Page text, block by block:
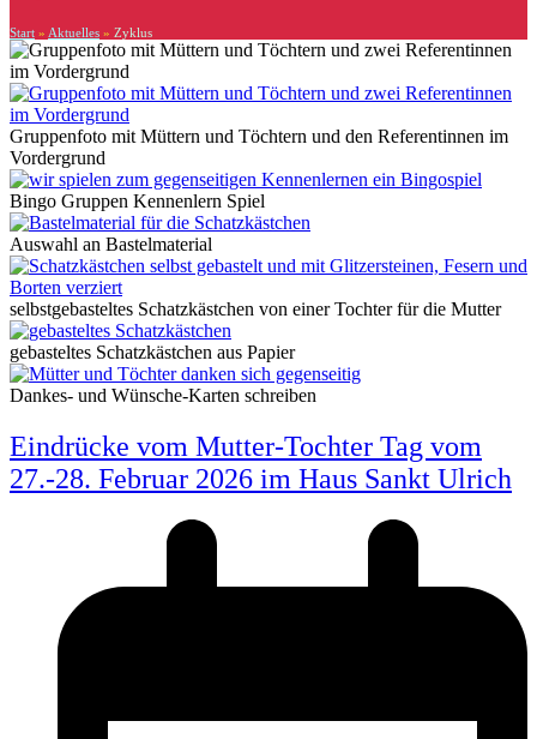
Start » Aktuelles » Zyklus
Gruppenfoto mit Müttern und Töchtern und den Referentinnen im
Vordergrund
Bingo Gruppen Kennenlern Spiel
Auswahl an Bastelmaterial
selbstgebasteltes Schatzkästchen von einer Tochter für die Mutter
gebasteltes Schatzkästchen aus Papier
Dankes- und Wünsche-Karten schreiben
Eindrücke vom Mutter-Tochter Tag vom
27.-28. Februar 2026 im Haus Sankt Ulrich